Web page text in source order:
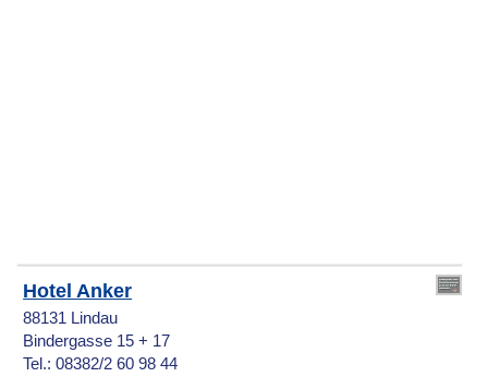
Hotel Anker
88131 Lindau
Bindergasse 15 + 17
Tel.: 08382/2 60 98 44